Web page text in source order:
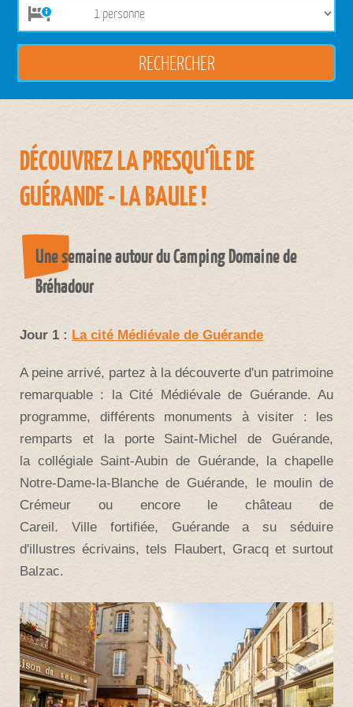
DÉCOUVREZ LA PRESQU'ÎLE DE
GUÉRANDE - LA BAULE !
Une semaine autour du Camping Domaine de
Bréhadour
Jour 1 : La cité Médiévale de Guérande
A peine arrivé, partez à la découverte d'un patrimoine
remarquable : la Cité Médiévale de Guérande. Au
programme, différents monuments à visiter : les
remparts et la porte Saint-Michel de Guérande,
la collégiale Saint-Aubin de Guérande, la chapelle
Notre-Dame-la-Blanche de Guérande, le moulin de
Crémeur ou encore le château de
Careil. Villefortifiée, Guérande a su séduire
d'illustres écrivains, tels Flaubert, Gracq et surtout
Balzac.